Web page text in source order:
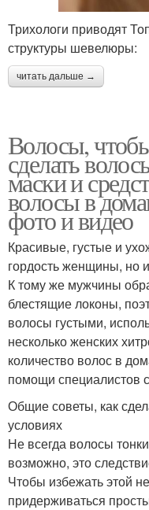
Трихологи приводят
структуры шевелюры:
читать дальше →
Волосы,
сделать
маски и
волосы в
фото и видео
Красивые, густые и
гордость женщины, но
К тому же мужчины
блестящие локоны,
волосы густыми,
несколько женских
количество волос в
помощи специалистов
Общие советы, как
условиях
Не всегда волосы
возможно, это
Чтобы избежать этой
придерживаться